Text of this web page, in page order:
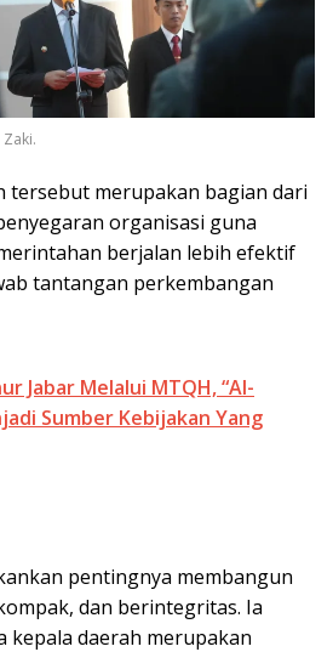
tersebut merupakan bagian dari
organisasi guna
berjalan lebih efektif
tantangan perkembangan
Jabar Melalui MTQH, “Al-
Sumber Kebijakan Yang
pentingnya membangun
dan berintegritas. Ia
kepala daerah merupakan